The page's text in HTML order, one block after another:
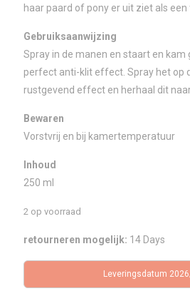
haar paard of pony er uit ziet als
Gebruiksaanwijzing
Spray in de manen en staart en kam
perfect anti-klit effect. Spray het op
rustgevend effect en herhaal dit
Bewaren
Vorstvrij en bij kamertemperatuur
Inhoud
250 ml
2 op voorraad
retourneren mogelijk: 14 Days
Leveringsdatum